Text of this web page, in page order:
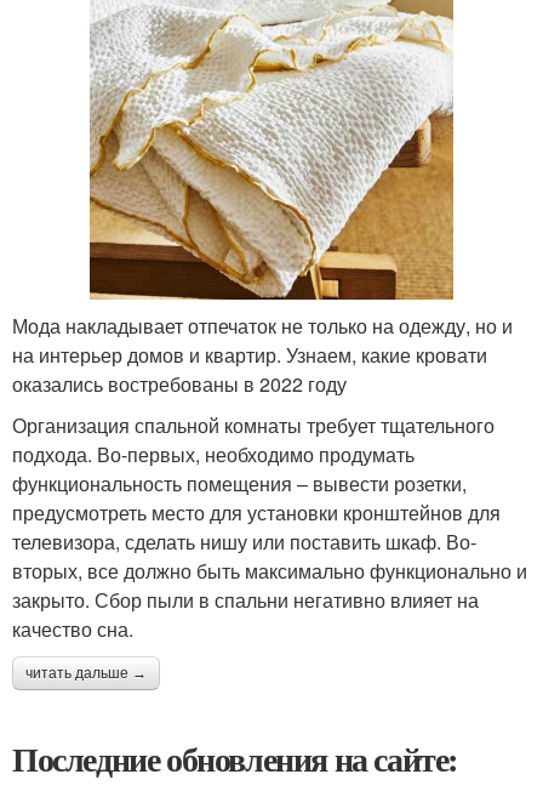
Мода накладывает отпечаток не только на одежду, но и
на интерьер домов и квартир. Узнаем, какие кровати
оказались востребованы в 2022 году
Организация спальной комнаты требует тщательного
подхода. Во-первых, необходимо продумать
функциональность помещения – вывести розетки,
предусмотреть место для установки кронштейнов для
телевизора, сделать нишу или поставить шкаф. Во-
вторых, все должно быть максимально функционально и
закрыто. Сбор пыли в спальни негативно влияет на
качество сна.
читать дальше →
Последние обновления на сайте: